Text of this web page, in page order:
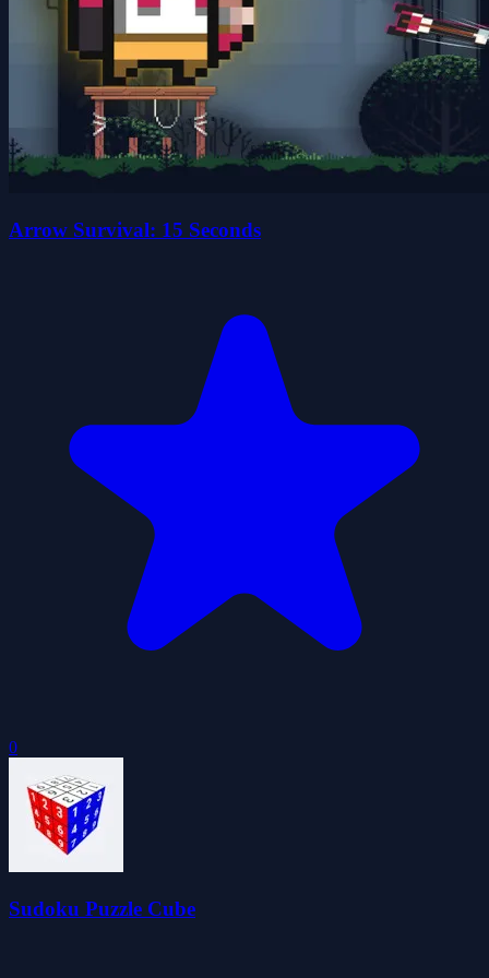
Arrow Survival: 15 Seconds
0
Sudoku Puzzle Cube